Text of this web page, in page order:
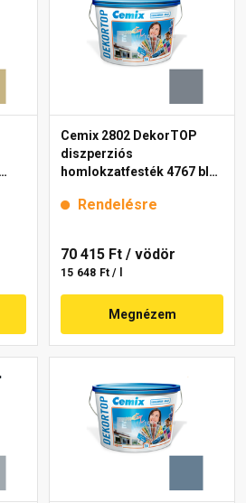
Cemix 2802 DekorTOP
diszperziós
homlokzatfesték 4767 blue
Rendelésre
70 415 Ft / vödör
15 648 Ft / l
Megnézem